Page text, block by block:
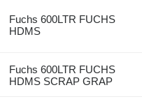
Fuchs 600LTR FUCHS
HDMS
Fuchs 600LTR FUCHS
HDMS SCRAP GRAP